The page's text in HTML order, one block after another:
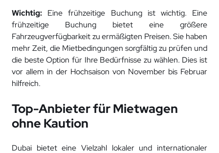
Wichtig: Eine frühzeitige Buchung ist wichtig. Eine
frühzeitige Buchung bietet eine größere
Fahrzeugverfügbarkeit zu ermäßigten Preisen. Sie haben
mehr Zeit, die Mietbedingungen sorgfältig zu prüfen und
die beste Option für Ihre Bedürfnisse zu wählen. Dies ist
vor allem in der Hochsaison von November bis Februar
hilfreich.
Top-Anbieter für Mietwagen
ohne Kaution
Dubai bietet eine Vielzahl lokaler und internationaler